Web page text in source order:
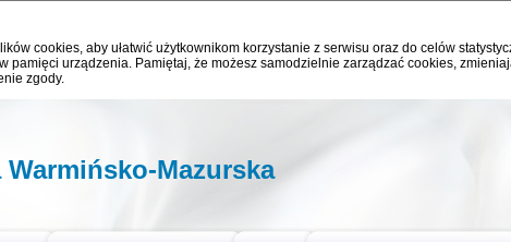
cookies, aby ułatwić użytkownikom korzystanie z serwisu oraz do celów
pamięci urządzenia. Pamiętaj, że możesz samodzielnie zarządzać cookies,
zgody.
Mazurska